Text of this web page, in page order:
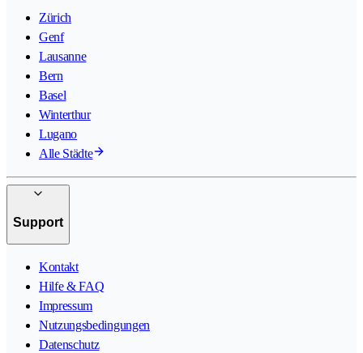
Zürich
Genf
Lausanne
Bern
Basel
Winterthur
Lugano
Alle Städte
Support
Kontakt
Hilfe & FAQ
Impressum
Nutzungsbedingungen
Datenschutz